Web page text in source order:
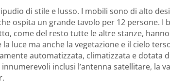
di stile e lusso. I mobili sono di alto
ospita un grande tavolo per 12 persone.
come del resto tutte le altre stanze,
luce ma anche la vegetazione e il cielo
automatizzata, climatizzata e dotata
inclusi l’antenna satellitare, la